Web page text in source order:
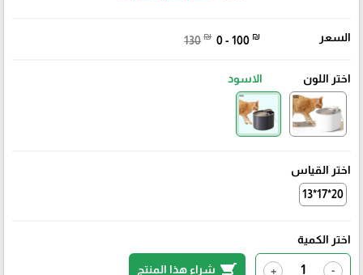
السعر 130 ₪ 0 - 100 ₪
اختر اللون الاسود
اختر القياس
20*17*13
اختر الكمية
-
+
shopping_cart شراء هذا المنتج